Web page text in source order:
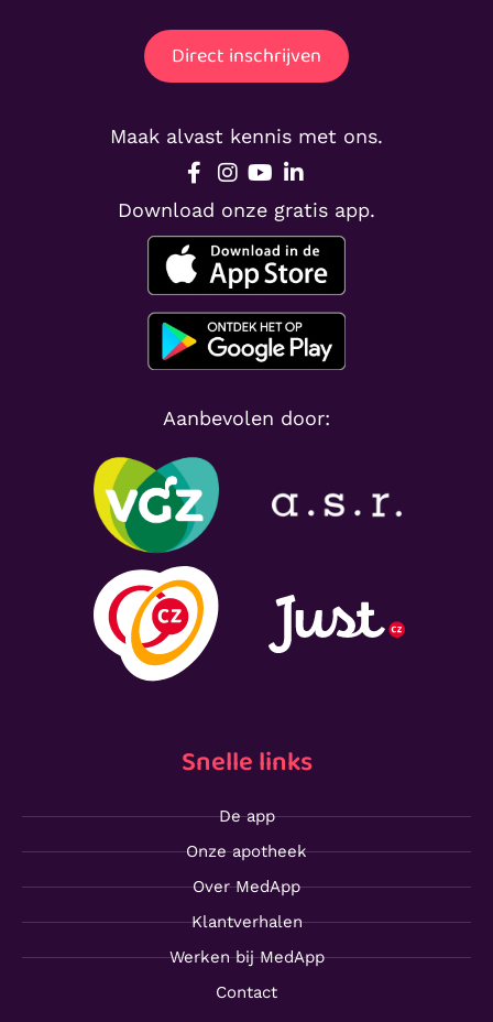
Direct inschrijven
Maak alvast kennis met ons.
Download onze gratis app.
Aanbevolen door:
Snelle links
De app
Onze apotheek
Over MedApp
Klantverhalen
Werken bij MedApp
Contact